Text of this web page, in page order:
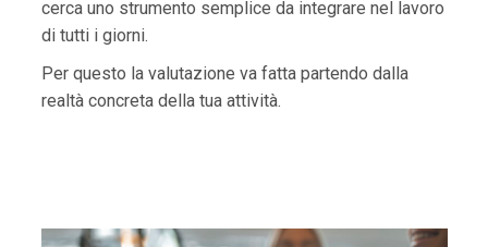
cerca uno strumento semplice da integrare nel lavoro
di tutti i giorni.
Per questo la valutazione va fatta partendo dalla
realtà concreta della tua attività.